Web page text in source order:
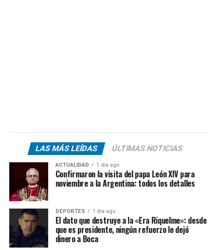
LAS MÁS LEÍDAS ÚLTIMAS NOTICIAS
ACTUALIDAD 1 día ago
Confirmaron la visita del papa León XIV para
noviembre a la Argentina: todos los detalles
DEPORTES 1 día ago
El dato que destruye a la «Era Riquelme»: desde
que es presidente, ningún refuerzo le dejó
dinero a Boca